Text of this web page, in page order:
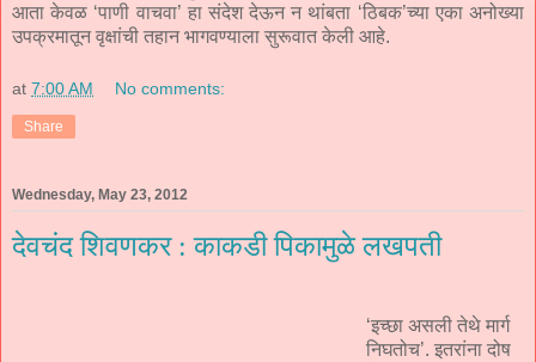
आता केवळ ‘पाणी वाचवा’ हा संदेश देऊन न थांबता ‘ठिबक’च्या एका अनोख्या
उपक्रमातून वृक्षांची तहान भागवण्याला सुरूवात केली आहे.
at 7:00 AM No comments:
Share
Wednesday, May 23, 2012
देवचंद शिवणकर : काकडी पिकामुळे लखपती
‘इच्छा असली तेथे मार्ग
निघतोच’. इतरांना दोष